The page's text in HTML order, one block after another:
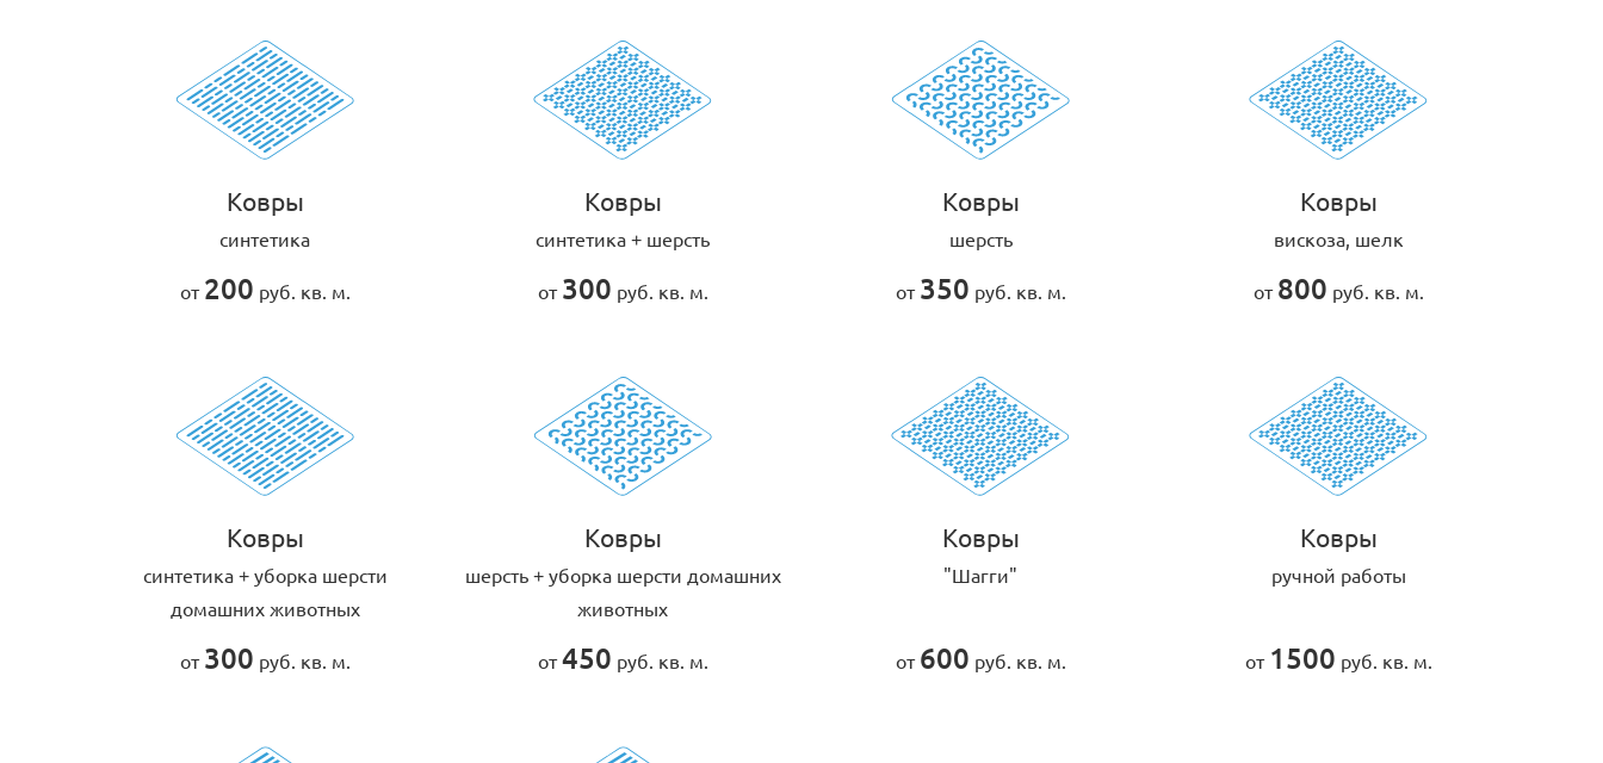
Ковры
синтетика
от 200 руб. кв. м.
Ковры
синтетика + шерсть
от 300 руб. кв. м.
Ковры
шерсть
от 350 руб. кв. м.
Ковры
вискоза, шелк
от 800 руб. кв. м.
Ковры
cинтетика + уборка шерсти
домашних животных
от 300 руб. кв. м.
Ковры
шерсть + уборка шерсти домашних
животных
от450 руб. кв. м.
Ковры
"Шагги"
от 600 руб. кв. м.
Ковры
ручной работы
от 1500 руб. кв. м.